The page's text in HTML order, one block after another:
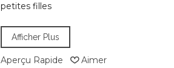
petites filles
Afficher Plus
Aperçu Rapide Aimer